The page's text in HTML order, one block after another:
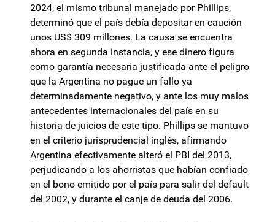
2024, el mismo tribunal manejado por Phillips,
determinó que el país debía depositar en caución
unos US$ 309 millones. La causa se encuentra
ahora en segunda instancia, y ese dinero figura
como garantía necesaria justificada ante el peligro
que la Argentina no pague un fallo ya
determinadamente negativo, y ante los muy malos
antecedentes internacionales del país en su
historia de juicios de este tipo. Phillips se mantuvo
en el criterio jurisprudencial inglés, afirmando
Argentina efectivamente alteró el PBI del 2013,
perjudicando a los ahorristas que habían confiado
en el bono emitido por el país para salir del default
del 2002, y durante el canje de deuda del 2006.